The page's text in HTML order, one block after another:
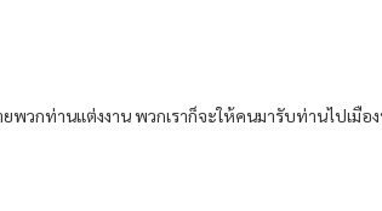
กท่านแต่งงาน พวกเราก็จะให้คนมารับท่านไปเมือ